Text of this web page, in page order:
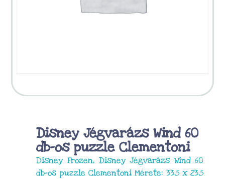
Disney Jégvarázs Wind 60
db-os puzzle Clementoni
Disney Frozen, Disney Jégvarázs Wind 60
db-os puzzle Clementoni Mérete: 33,5 x 23,5